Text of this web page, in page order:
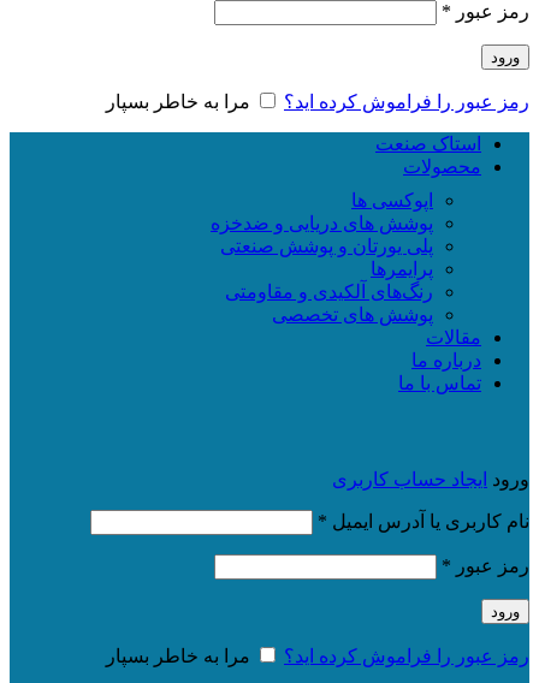
رمز عبور *
ورود
رمز عبور را فراموش کرده اید؟ مرا به خاطر بسپار
استاک صنعت
محصولات
اپوکسی ها
پوشش های دریایی و ضدخزه
پلی یورتان و پوشش صنعتی
پرایمرها
رنگ‌های آلکیدی و مقاومتی
پوشش های تخصصی
مقالات
درباره ما
تماس با ما
ورود ایجاد حساب کاربری
نام کاربری یا آدرس ایمیل *
رمز عبور *
ورود
رمز عبور را فراموش کرده اید؟ مرا به خاطر بسپار